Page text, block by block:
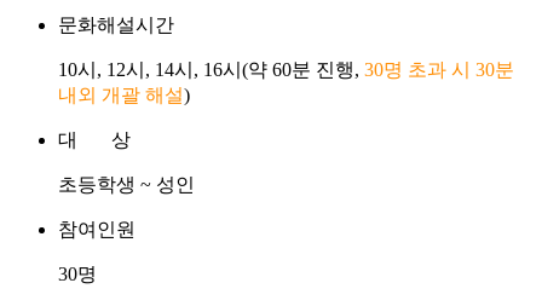
문화해설시간
10시, 12시, 14시, 16시(약 60분 진행, 30명 초과 시 30분
내외 개괄 해설)
대 상
초등학생 ~ 성인
참여인원
30명